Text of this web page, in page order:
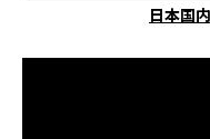
日本国